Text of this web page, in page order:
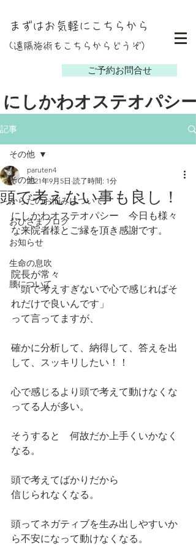
ご予約お問合せ
にしかわオステオパシー
まずはお気軽にこちらから
(遠隔施術もこちらからどうぞ）
記事
その他
からだのお悩みについて
おひさまブログ
お知らせ
生命の息吹
腰について
その他
頭で考えない事も良し！
paruten4
2021年9月5日 読了時間: 1分
にしかわオステオパシー　今日も様々
な来院者様とご縁を頂き感謝です。
院長が常々
「頭で考えすぎないで心で感じればそ
れだけで良いんです」
って言ってますが、
確かに分析して、納得して、答えを出
して、スッキリしたい！！
心で感じるより頭で考えて動けなくな
ってる人が多い。
そうすると　何故だか上手くいかなく
なる。
頭で考えてばかりだから
信じられなくなる。
頭ってネガティブを生み出しやすいか
ら不安になって動けなくなる。